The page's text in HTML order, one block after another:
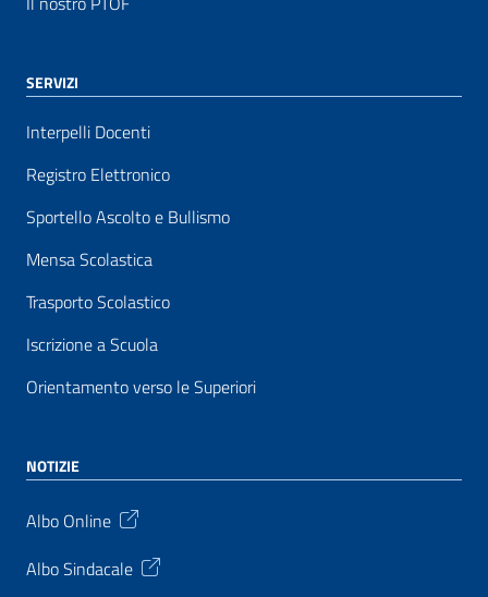
SERVIZI
Interpelli Docenti
Registro Elettronico
Sportello Ascolto e Bullismo
Mensa Scolastica
Trasporto Scolastico
Iscrizione a Scuola
Orientamento verso le Superiori
NOTIZIE
Albo Online
Albo Sindacale